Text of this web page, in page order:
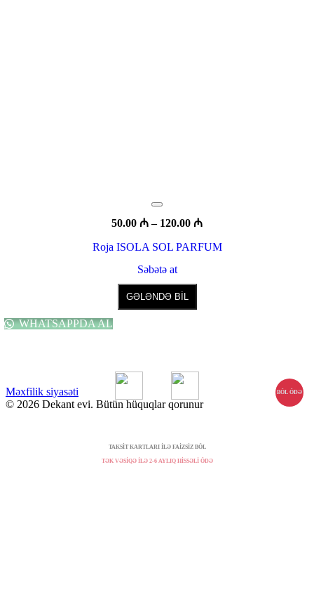
TAKSİT KARTLARI İLƏ FAİZSİZ BÖL
BÖL ÖDƏ
TƏK VƏSİQƏ İLƏ 2-6 AYLIQ HİSSƏLİ ÖDƏ
50.00 ₼ – 120.00 ₼Fiyat
50.00 ₼
Roja ISOLA SOL PARFUM
Səbətə at
ürünün
birden
ürün
sayfasından
GƏLƏNDƏ BİL
WHATSAPPDA AL
Məxfilik siyasəti
© 2026 Dekant evi. Bütün hüquqlar qorunur